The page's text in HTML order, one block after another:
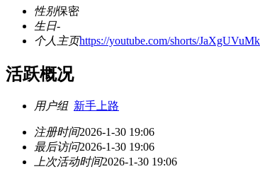
性别保密
生日-
个人主页https://youtube.com/shorts/
活跃概况
用户组 新手上路
注册时间2026-1-30 19:06
最后访问2026-1-30 19:06
上次活动时间2026-1-30 19:06